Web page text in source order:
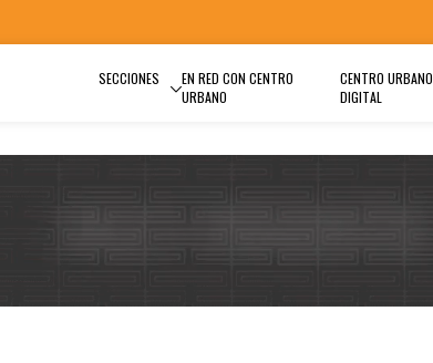
SECCIONES
EN RED CON CENTRO
URBANO
CENTRO URBANO
DIGITAL